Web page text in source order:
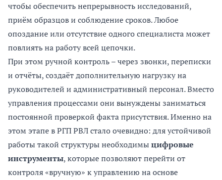
чтобы обеспечить непрерывность исследований,
приём образцов и соблюдение сроков. Любое
опоздание или отсутствие одного специалиста может
повлиять на работу всей цепочки.
При этом ручной контроль – через звонки, переписки
и отчёты, создаёт дополнительную нагрузку на
руководителей и административный персонал. Вместо
управления процессами они вынуждены заниматься
постоянной проверкой факта присутствия. Именно на
этом этапе в РГП РВЛ стало очевидно: для устойчивой
работы такой структуры необходимыцифровые
инструменты, которые позволяют перейти от
контроля «вручную» к управлению на основе